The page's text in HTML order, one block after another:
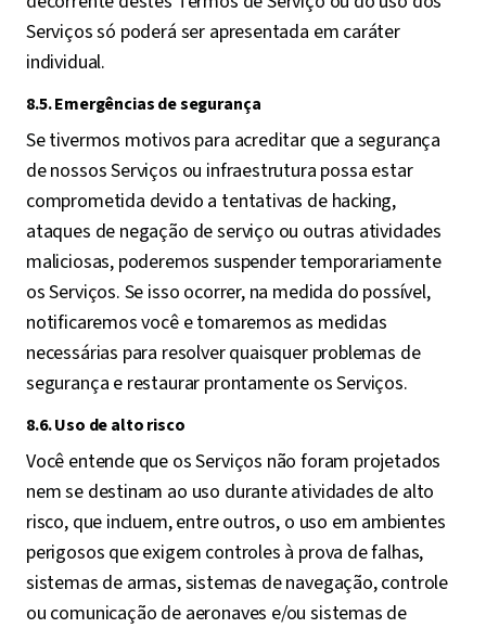
Serviços só poderá ser apresentada em caráter
individual.
8.5. Emergências de segurança
Se tivermos motivos para acreditar que a segurança
de nossos Serviços ou infraestrutura possa estar
comprometida devido a tentativas de hacking,
ataques de negação de serviço ou outras atividades
maliciosas, poderemos suspender temporariamente
os Serviços. Se isso ocorrer, na medida do possível,
notificaremos você e tomaremos as medidas
necessárias para resolver quaisquer problemas de
segurança e restaurar prontamente os Serviços.
8.6. Uso de alto risco
Você entende que os Serviços não foram projetados
nem se destinam ao uso durante atividades de alto
risco, que incluem, entre outros, o uso em ambientes
perigosos que exigem controles à prova de falhas,
sistemas de armas, sistemas de navegação, controle
ou comunicação de aeronaves e/ou sistemas de